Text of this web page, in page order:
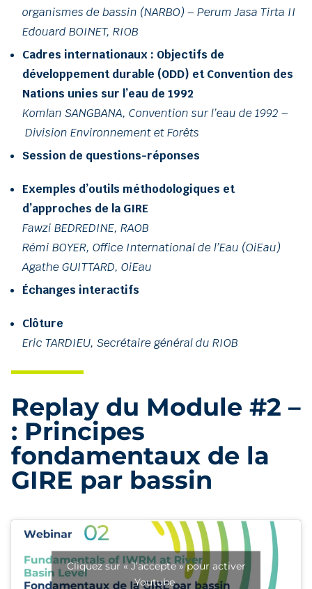
organismes de bassin (NARBO) – Perum Jasa Tirta II
Edouard BOINET, RIOB
Cadres internationaux : Objectifs de
développement durable (ODD) et Convention des
Nations unies sur l’eau de 1992
Komlan SANGBANA, Convention sur l’eau de 1992 –
Division Environnement et Forêts
Session de questions-réponses
Exemples d’outils méthodologiques et
d’approches de la GIRE
Fawzi BEDREDINE, RAOB
Rémi BOYER, Office International de l’Eau (OiEau)
Agathe GUITTARD, OiEau
Échanges interactifs
Clôture
Eric TARDIEU, Secrétaire général du RIOB
Replay du Module #2 –
: Principes
fondamentaux de la
GIRE par bassin
Cliquez sur « J’accepte » pour activer
Youtube